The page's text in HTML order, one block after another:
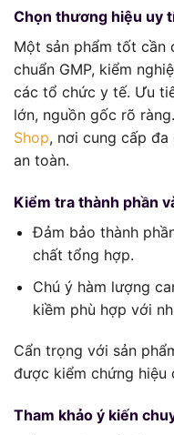
Chọn thương hiệu uy
Một sản phẩm tốt cần
chuẩn GMP, kiểm
các tổ chức y tế. Ưu
lớn, nguồn gốc rõ
Shop, nơi cung cấp
an toàn.
Kiểm tra thành phần
Đảm bảo thành
chất tổng hợp.
Chú ý hàm lượng
kiềm phù hợp với
Cẩn trọng với sản
được kiểm chứng hiệu
Tham khảo ý kiến